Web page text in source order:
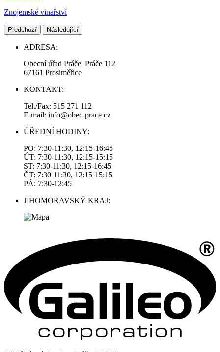
Znojemské vinařství
Předchozí Následující
ADRESA:
Obecní úřad Práče, Práče 112
67161 Prosiměřice
KONTAKT:
Tel./Fax: 515 271 112
E-mail: info@obec-prace.cz
ÚŘEDNÍ HODINY:
PO: 7:30-11:30, 12:15-16:45
ÚT: 7:30-11:30, 12:15-15:15
ST: 7:30-11:30, 12:15-16:45
ČT: 7:30-11:30, 12:15-15:15
PÁ: 7:30-12:45
JIHOMORAVSKÝ KRAJ: